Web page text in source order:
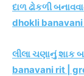
દાળ ઢોકળી
dhokli
લીલા ચણાનું શાક
banavani rit |